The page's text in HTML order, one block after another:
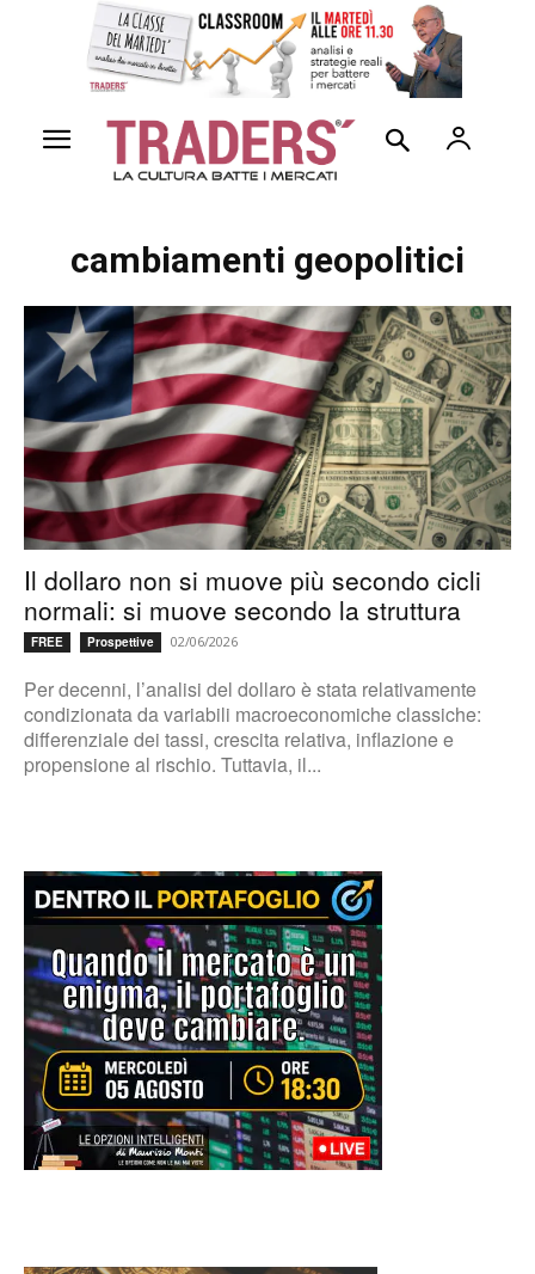
cambiamenti geopolitici
Il dollaro non si muove più secondo cicli
normali: si muove secondo la struttura
FREE Prospettive 02/06/2026
Per decenni, l’analisi del dollaro è stata relativamente
condizionata da variabili macroeconomiche classiche:
differenziale dei tassi, crescita relativa, inflazione e
propensione al rischio. Tuttavia, il...